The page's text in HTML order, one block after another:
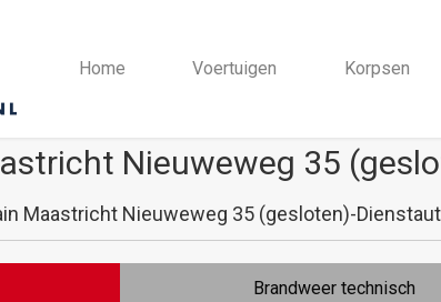
Home Voertuigen Korpsen
Nieuweweg 35
Maastricht Nieuweweg 35 (gesloten)-
Brandweer technisch